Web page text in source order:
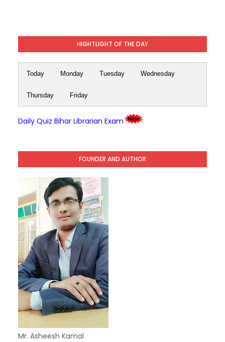
HIGHTLIGHT OF THE DAY
Today Monday Tuesday Wednesday
Thursday Friday
Daily Quiz Bihar Librarian Exam
FOUNDER AND AUTHOR
Mr. Asheesh Kamal